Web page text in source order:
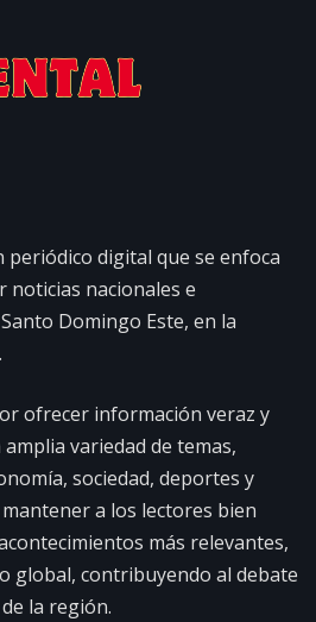
periódico digital que se enfoca
nacionales e
Domingo Este, en la
ofrecer información veraz y
variedad de temas,
sociedad, deportes y
a los lectores bien
más relevantes,
global, contribuyendo al debate
la región.